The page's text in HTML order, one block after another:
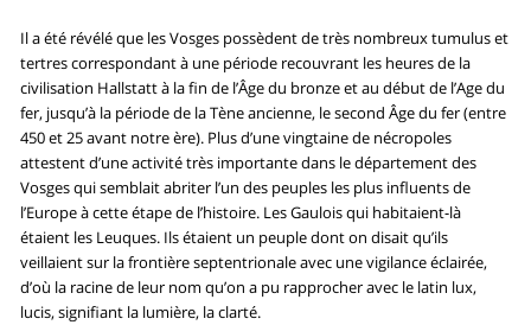
Il a été révélé que les Vosges possèdent de très nombreux tumulus et
tertres correspondant à une période recouvrant les heures de la
civilisation Hallstatt à la fin de l’Âge du bronze et au début de l’Age du
fer, jusqu’à la période de la Tène ancienne, le second Âge du fer (entre
450 et 25 avant notre ère). Plus d’une vingtaine de nécropoles
attestent d’une activité très importante dans le département des
Vosges qui semblait abriter l’un des peuples les plus influents de
l’Europe à cette étape de l’histoire. Les Gaulois qui habitaient-là
étaient les Leuques. Ils étaient un peuple dont on disait qu’ils
veillaient sur la frontière septentrionale avec une vigilance éclairée,
d’où la racine de leur nom qu’on a pu rapprocher avec le latin lux,
lucis, signifiant la lumière, la clarté.